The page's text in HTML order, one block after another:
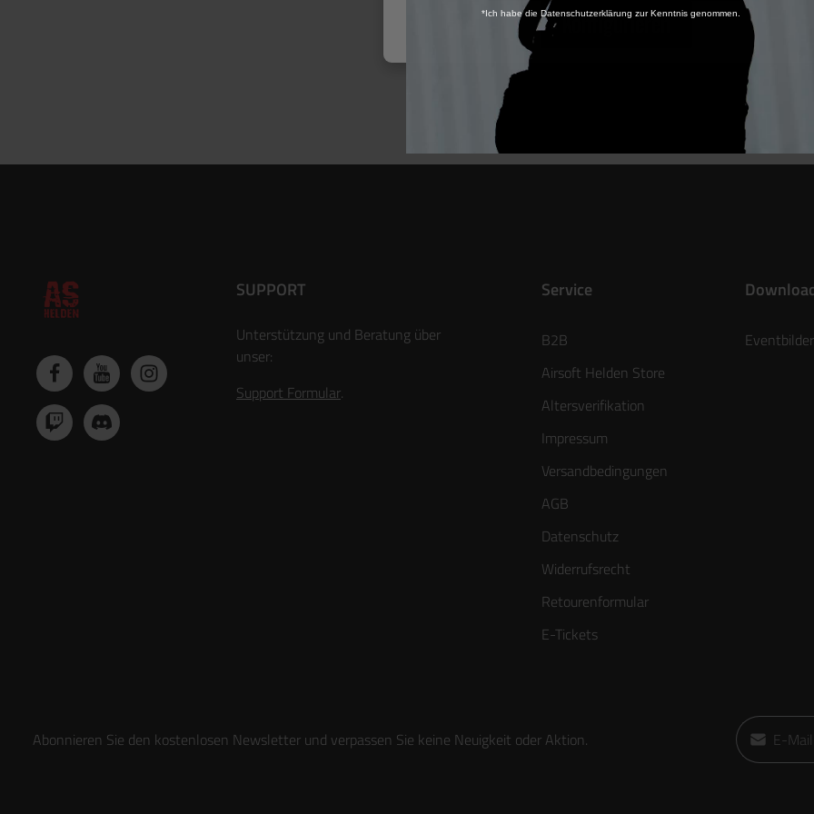
Hersteller /
Abonnieren Sie den kostenlosen Newsletter und verpassen Sie keine Neuigkeit oder Aktion.
E-Mail-
SUPPORT
Unterstützung und Beratung über
unser:
Support Formular.
Service
B2B
Airsoft Helden Store
Altersverifikation
Impressum
Versandbedingungen
AGB
Datenschutz
Widerrufsrecht
Retourenformular
E-Tickets
Eventbilder
Konfigurieren
*Ich habe die Datenschutzerklärung zur Kenntnis genommen.